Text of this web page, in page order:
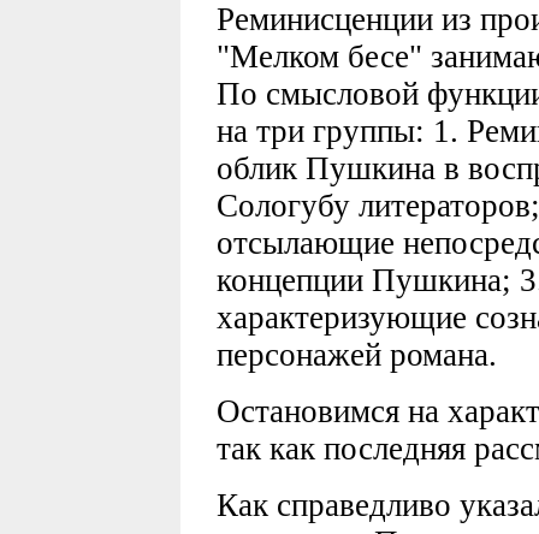
Реминисценции из
"Мелком бесе"
По смысловой
на три группы: 1.
облик Пушкина в
Сологубу
отсылающие
концепции Пушкина;
характеризующие
персонажей романа.
Остановимся на
так как последняя
Как справедливо